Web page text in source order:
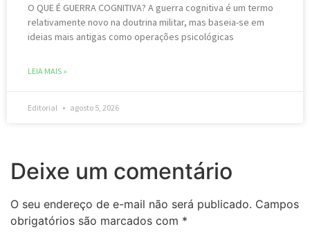
O QUE É GUERRA COGNITIVA? A guerra cognitiva é um termo
relativamente novo na doutrina militar, mas baseia-se em
ideias mais antigas como operações psicológicas
LEIA MAIS »
Editorial agosto 5, 2026
Deixe um comentário
O seu endereço de e-mail não será publicado. Campos
obrigatórios são marcados com *